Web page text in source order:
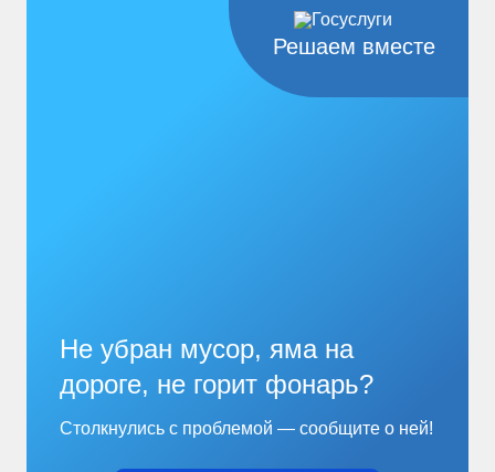
Решаем вместе
Не убран мусор, яма на
дороге, не горит фонарь?
Столкнулись с проблемой — сообщите о ней!